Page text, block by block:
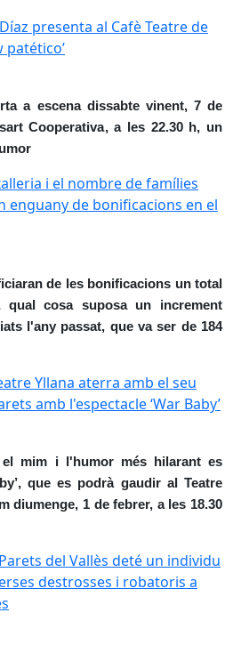
presenta al Cafè Teatre de
presenta al Cafè Teatre de
patético’
a escena dissabte vinent, 7 de
Cooperativa, a les 22.30 h, un
i el nombre de famílies
i el nombre de famílies
enguany de bonificacions en el
de les bonificacions un total
qual cosa suposa un increment
l'any passat, que va ser de 184
Yllana aterra amb el seu
Yllana aterra amb el seu
amb l'espectacle ‘War Baby’
el mim i l'humor més hilarant es
que es podrà gaudir al Teatre
diumenge, 1 de febrer, a les 18.30
del Vallès deté un
del Vallès deté un individu
destrosses i robatoris a